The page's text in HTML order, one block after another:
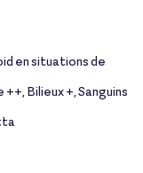
en situations de
Bilieux +, Sanguins